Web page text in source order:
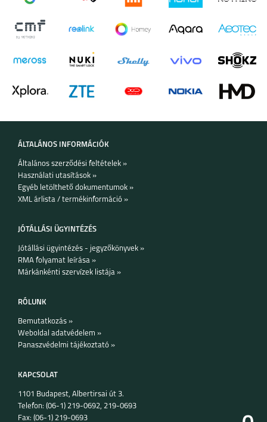
NOKIA 2.2 NOKIA 1 PLUS
NOKIA 3.1 PLUS
ÁLTALÁNOS INFORMÁCIÓK
Általános szerződési feltételek »
Használati utasítások »
Egyéb letölthető dokumentumok »
XML árlista / termékinformáció »
JÓTÁLLÁSI ÜGYINTÉZÉS
Jótállási ügyintézés - jegyzőkönyvek »
RMA folyamat leírása »
Márkánkénti szervízek listája »
RÓLUNK
Bemutatkozás »
Weboldal adatvédelem »
Panaszvédelmi tájékoztató »
KAPCSOLAT
1101 Budapest, Albertirsai út 3.
Telefon: (06-1) 219-0692, 219-0693
Fax: (06-1) 219-0693